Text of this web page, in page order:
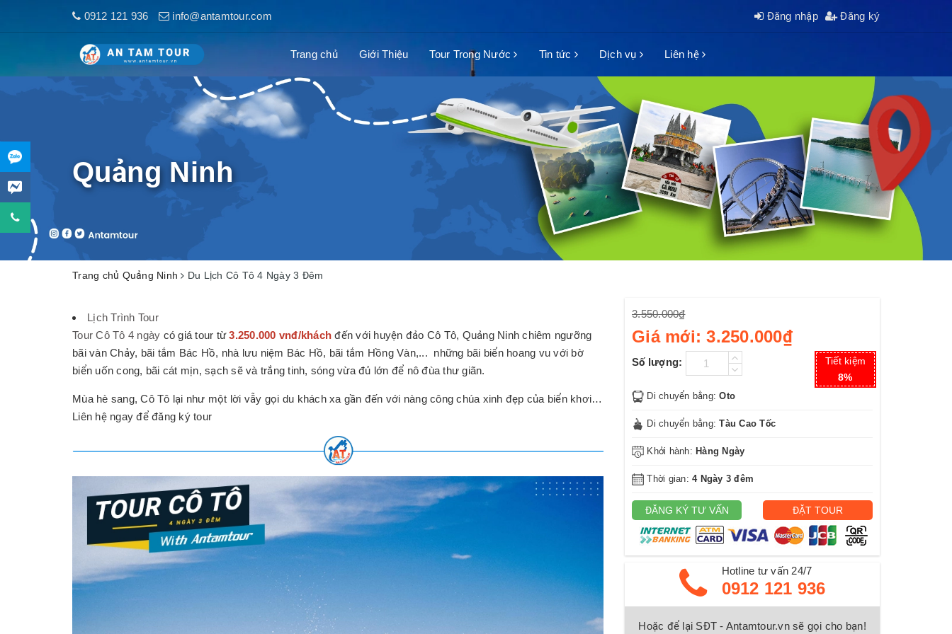
0912 121 936 info@antamtour.com Đăng nhập Đăng ký
Trang chủ Giới Thiệu Tour Trong Nước Tin tức Dịch vụ Liên hệ
Quảng Ninh
Trang chủ Quảng Ninh Du Lịch Cô Tô 4 Ngày 3 Đêm
Lịch Trình Tour
Tour Cô Tô 4 ngày có giá tour từ3.250.000 vnđ/khách đến với huyện đảo Cô Tô, Quảng Ninh chiêm ngưỡng
bãi vàn Chảy, bãi tắm Bác Hồ, nhà lưu niệm Bác Hồ, bãi tắm Hồng Vàn,... những bãi biển hoang vu với bờ
biển uốn cong, bãi cát mịn, sạch sẽ và trắng tinh, sóng vừa đủ lớn để nô đùa thư giãn.
Mùa hè sang, Cô Tô lại như một lời vẫy gọi du khách xa gần đến với nàng công chúa xinh đẹp của biển khơi…
Liên hệ ngay để đăng ký tour
3.550.000₫
Giá mới:3.250.000₫
Tiết kiệm
8%
Số lượng:
Di chuyển bằng:Oto
Di chuyển bằng:Tàu Cao Tốc
Khởi hành: Hàng Ngày
Thời gian: 4 Ngày 3 đêm
ĐĂNG KÝ TƯ VẤN ĐẶT TOUR
Hotline tư vấn 24/7
0912 121 936
Hoặc để lại SĐT - Antamtour.vn sẽ gọi cho bạn!